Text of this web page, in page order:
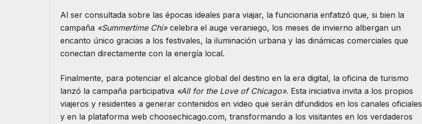
​Al ser consultada sobre las épocas ideales para viajar, la funcionaria enfatizó que, si bien la
campaña «Summertime Chi»celebra el auge veraniego, los meses de invierno albergan un
encanto único gracias a los festivales, la iluminación urbana y las dinámicas comerciales que
conectan directamente con la energía local.
​Finalmente, para potenciar el alcance global del destino en la era digital, la oficina de turismo
lanzó la campaña participativa «All for the Love of Chicago». Esta iniciativa invita a los propios
viajeros y residentes a generar contenidos en video que serán difundidos en los canales oficiales
y en la plataforma web choosechicago.com, transformando a los visitantes en los verdaderos